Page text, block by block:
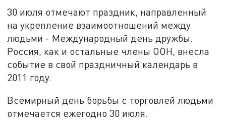
30 июля отмечают праздник, направленный
на укрепление взаимоотношений между
людьми - Международный день дружбы.
Россия, как и остальные члены ООН, внесла
событие в свой праздничный календарь в
2011 году.
Всемирный день борьбы с торговлей людьми
отмечается ежегодно 30 июля.